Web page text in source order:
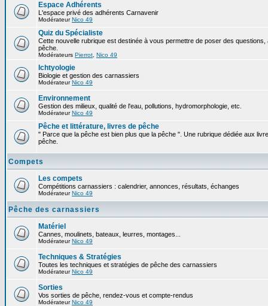
Espace Adhérents
L'espace privé des adhérents Carnavenir
ModérateurNico 49
Quiz du Spécialiste
Cette nouvelle rubrique est destinée à vous permettre de poser des
pêche.
Modérateurs Pierrot Nico 49
Ichtyologie
Biologie et gestion des carnassiers
ModérateurNico 49
Environnement
Gestion des milieux, qualité de l'eau, pollutions, hydromorphologie, etc.
ModérateurNico 49
Pêche et littérature, livres de pêche
" Parce que la pêche est bien plus que la pêche ". Une rubrique dédiée aux
pêche.
Compets
Les compets
Compétitions carnassiers : calendrier, annonces, résultats, échanges
ModérateurNico 49
Pêche des carnassiers
Matériel
Cannes, moulinets, bateaux, leurres, montages...
ModérateurNico 49
Techniques & Stratégies
Toutes les techniques et stratégies de pêche des carnassiers
ModérateurNico 49
Sorties
Vos sorties de pêche, rendez-vous et compte-rendus
ModérateurNico 49